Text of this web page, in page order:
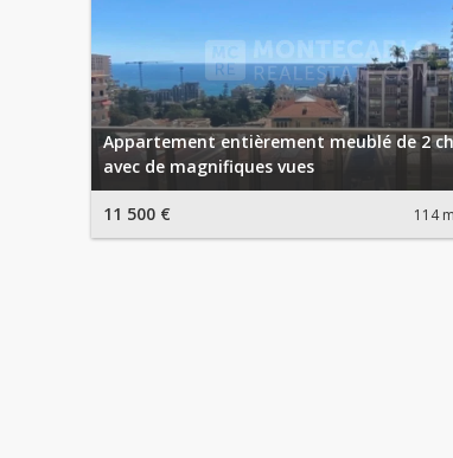
Appartement entièrement meublé de 2
avec de magnifiques vues
11 500 € 114